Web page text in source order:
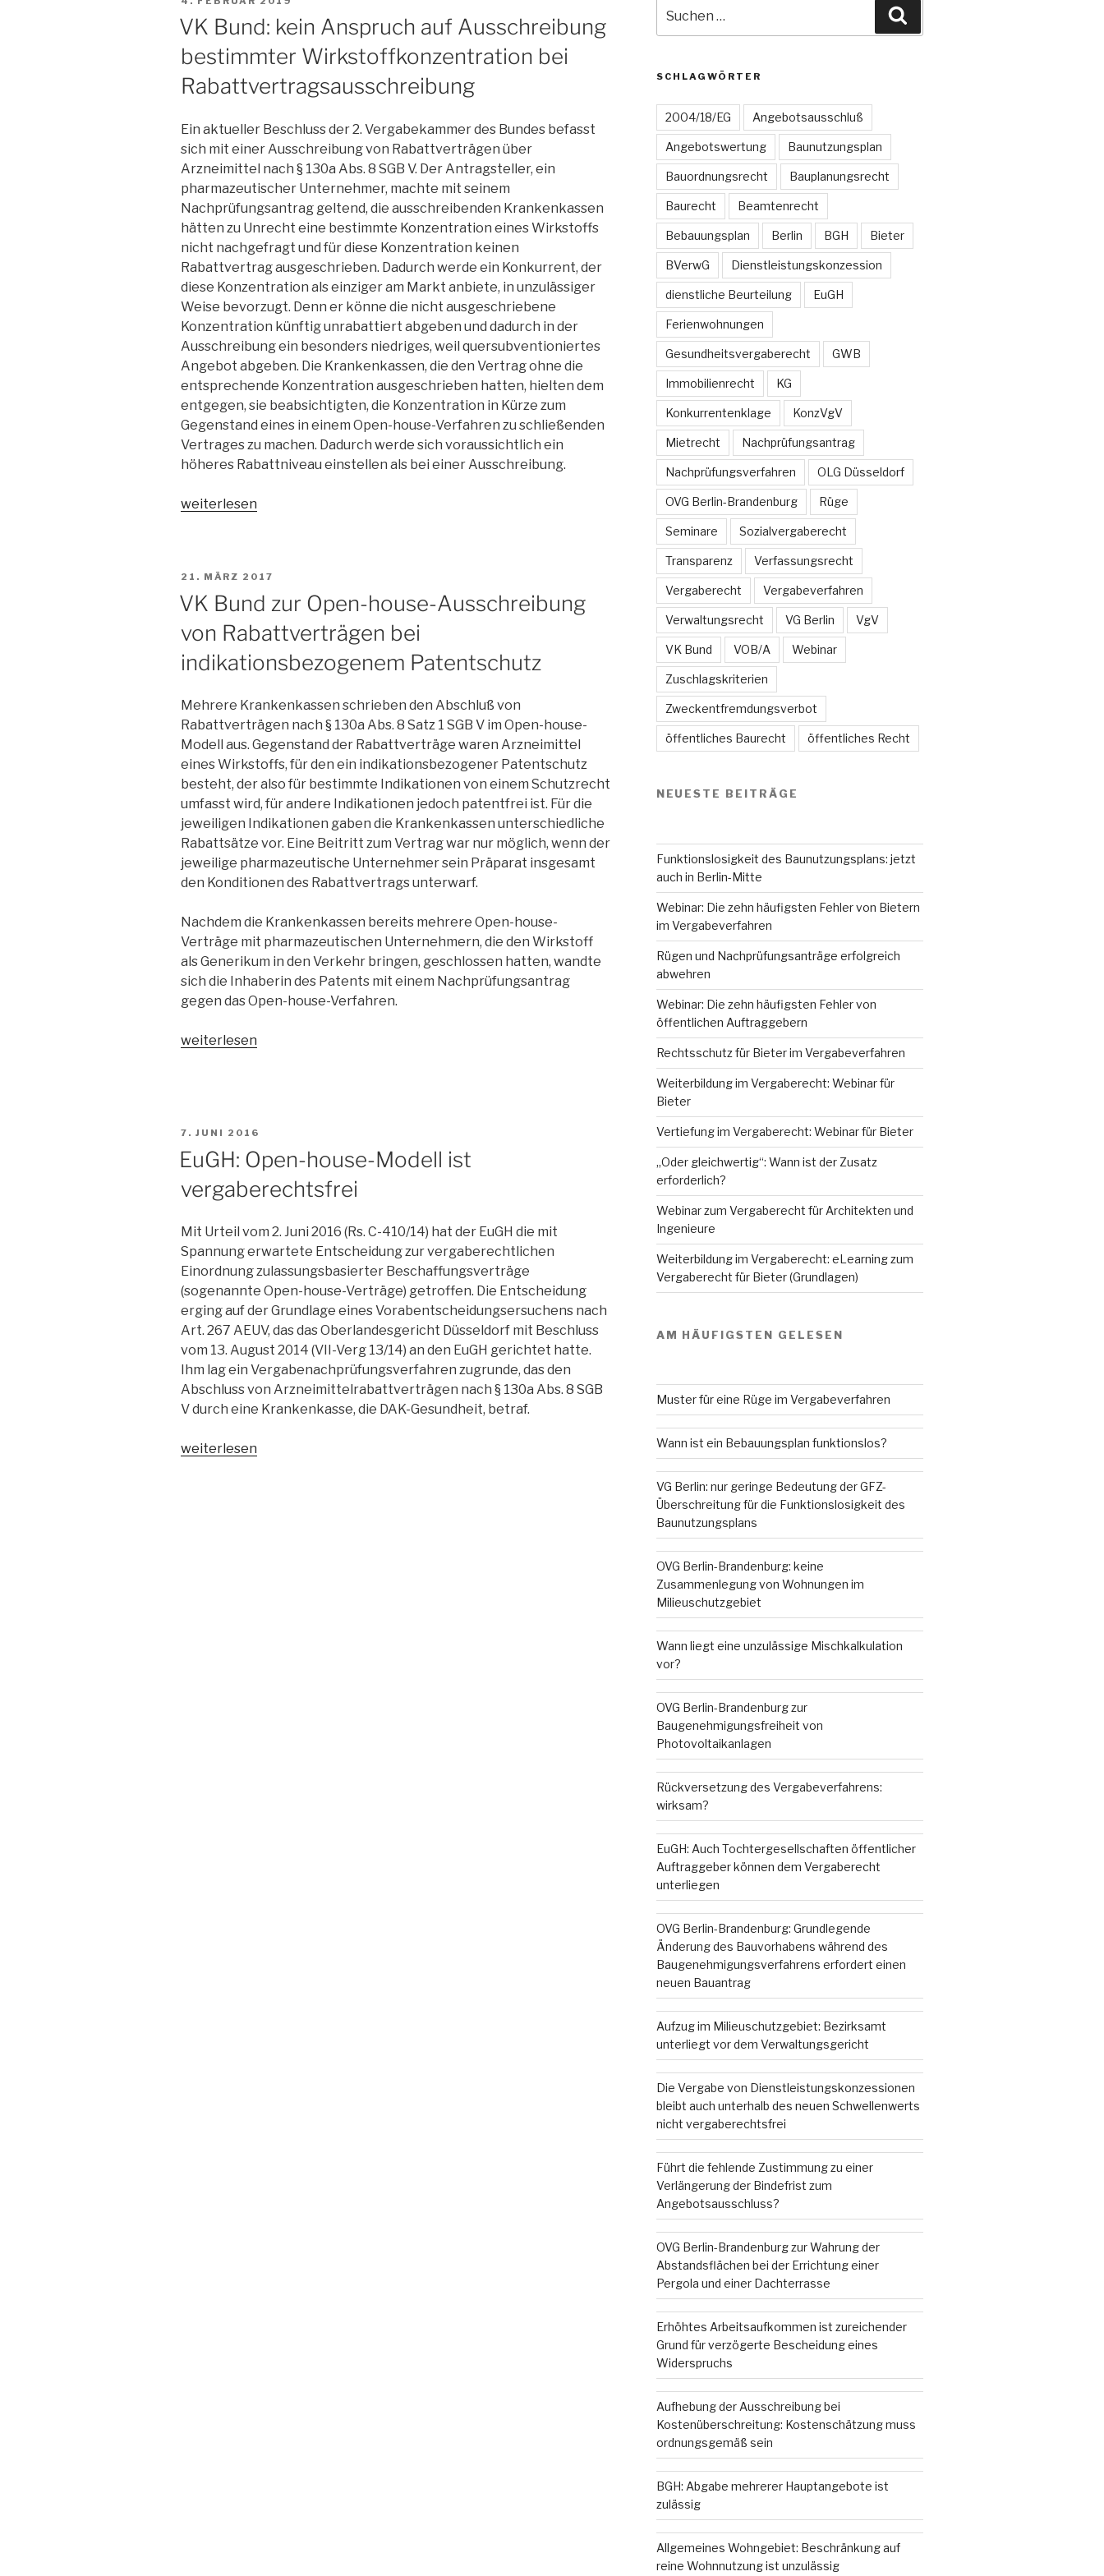
AM
VK Bund: kein Anspruch auf Ausschreibung
bestimmter Wirkstoffkonzentration bei
Rabattvertragsausschreibung
Ein aktueller Beschluss der 2. Vergabekammer des Bundes befasst
sich mit einer Ausschreibung von Rabattverträgen über
Arzneimittel nach § 130a Abs. 8 SGB V. Der Antragsteller, ein
pharmazeutischer Unternehmer, machte mit seinem
Nachprüfungsantrag geltend, die ausschreibenden Krankenkassen
hätten zu Unrecht eine bestimmte Konzentration eines Wirkstoffs
nicht nachgefragt und für diese Konzentration keinen
Rabattvertrag ausgeschrieben. Dadurch werde ein Konkurrent, der
diese Konzentration als einziger am Markt anbiete, in unzulässiger
Weise bevorzugt. Denn er könne die nicht ausgeschriebene
Konzentration künftig unrabattiert abgeben und dadurch in der
Ausschreibung ein besonders niedriges, weil quersubventioniertes
Angebot abgeben. Die Krankenkassen, die den Vertrag ohne die
entsprechende Konzentration ausgeschrieben hatten, hielten dem
entgegen, sie beabsichtigten, die Konzentration in Kürze zum
Gegenstand eines in einem Open-house-Verfahren zu schließenden
Vertrages zu machen. Dadurch werde sich voraussichtlich ein
höheres Rabattniveau einstellen als bei einer Ausschreibung.
„VK
auf
Ausschreibung
bestimmter
Wirkstoffkonzentration
bei
weiterlesen
VERÖFFENTLICHT
AM
21. MÄRZ 2017
VK Bund zur Open-house-Ausschreibung
von Rabattverträgen bei
indikationsbezogenem Patentschutz
Mehrere Krankenkassen schrieben den Abschluß von
Rabattverträgen nach § 130a Abs. 8 Satz 1 SGB V im Open-house-
Modell aus. Gegenstand der Rabattverträge waren Arzneimittel
eines Wirkstoffs, für den ein indikationsbezogener Patentschutz
besteht, der also für bestimmte Indikationen von einem Schutzrecht
umfasst wird, für andere Indikationen jedoch patentfrei ist. Für die
jeweiligen Indikationen gaben die Krankenkassen unterschiedliche
Rabattsätze vor. Eine Beitritt zum Vertrag war nur möglich, wenn der
jeweilige pharmazeutische Unternehmer sein Präparat insgesamt
den Konditionen des Rabattvertrags unterwarf.
Nachdem die Krankenkassen bereits mehrere Open-house-
Verträge mit pharmazeutischen Unternehmern, die den Wirkstoff
als Generikum in den Verkehr bringen, geschlossen hatten, wandte
sich die Inhaberin des Patents mit einem Nachprüfungsantrag
gegen das Open-house-Verfahren.
„VK
Ausschreibung
von
Rabattverträgen
bei
Patentschutz“
weiterlesen
VERÖFFENTLICHT
AM
7. JUNI 2016
EuGH: Open-house-Modell ist
vergaberechtsfrei
Mit Urteil vom 2. Juni 2016 (Rs. C-410/14) hat der EuGH die mit
Spannung erwartete Entscheidung zur vergaberechtlichen
Einordnung zulassungsbasierter Beschaffungsverträge
(sogenannte Open-house-Verträge) getroffen. Die Entscheidung
erging auf der Grundlage eines Vorabentscheidungsersuchens nach
Art. 267 AEUV, das das Oberlandesgericht Düsseldorf mit Beschluss
vom 13. August 2014 (VII-Verg 13/14) an den EuGH gerichtet hatte.
Ihm lag ein Vergabenachprüfungsverfahren zugrunde, das den
Abschluss von Arzneimittelrabattverträgen nach § 130a Abs. 8 SGB
V durch eine Krankenkasse, die DAK-Gesundheit, betraf.
„EuGH:
weiterlesen
nach:
SCHLAGWÖRTER
2004/18/EG Angebotsausschluß
Angebotswertung Baunutzungsplan
Bauordnungsrecht Bauplanungsrecht
Baurecht Beamtenrecht
Bebauungsplan Berlin BGH Bieter
BVerwG Dienstleistungskonzession
dienstliche Beurteilung EuGH
Ferienwohnungen
Gesundheitsvergaberecht GWB
Immobilienrecht KG
Konkurrentenklage KonzVgV
Mietrecht Nachprüfungsantrag
Nachprüfungsverfahren OLG Düsseldorf
OVG Berlin-Brandenburg Rüge
Seminare Sozialvergaberecht
Transparenz Verfassungsrecht
Vergaberecht Vergabeverfahren
Verwaltungsrecht VG Berlin VgV
VK Bund VOB/A Webinar
Zuschlagskriterien
Zweckentfremdungsverbot
öffentliches Baurecht öffentliches Recht
NEUESTE BEITRÄGE
Funktionslosigkeit des Baunutzungsplans: jetzt
auch in Berlin-Mitte
Webinar: Die zehn häufigsten Fehler von Bietern
im Vergabeverfahren
Rügen und Nachprüfungsanträge erfolgreich
abwehren
Webinar: Die zehn häufigsten Fehler von
öffentlichen Auftraggebern
Rechtsschutz für Bieter im Vergabeverfahren
Weiterbildung im Vergaberecht: Webinar für
Bieter
Vertiefung im Vergaberecht: Webinar für Bieter
„Oder gleichwertig“: Wann ist der Zusatz
erforderlich?
Webinar zum Vergaberecht für Architekten und
Ingenieure
Weiterbildung im Vergaberecht: eLearning zum
Vergaberecht für Bieter (Grundlagen)
AM HÄUFIGSTEN GELESEN
Muster für eine Rüge im Vergabeverfahren
Wann ist ein Bebauungsplan funktionslos?
VG Berlin: nur geringe Bedeutung der GFZ-
Überschreitung für die Funktionslosigkeit des
Baunutzungsplans
OVG Berlin-Brandenburg: keine
Zusammenlegung von Wohnungen im
Milieuschutzgebiet
Wann liegt eine unzulässige Mischkalkulation
vor?
OVG Berlin-Brandenburg zur
Baugenehmigungsfreiheit von
Photovoltaikanlagen
Rückversetzung des Vergabeverfahrens:
wirksam?
EuGH: Auch Tochtergesellschaften öffentlicher
Auftraggeber können dem Vergaberecht
unterliegen
OVG Berlin-Brandenburg: Grundlegende
Änderung des Bauvorhabens während des
Baugenehmigungsverfahrens erfordert einen
neuen Bauantrag
Aufzug im Milieuschutzgebiet: Bezirksamt
unterliegt vor dem Verwaltungsgericht
Die Vergabe von Dienstleistungskonzessionen
bleibt auch unterhalb des neuen Schwellenwerts
nicht vergaberechtsfrei
Führt die fehlende Zustimmung zu einer
Verlängerung der Bindefrist zum
Angebotsausschluss?
OVG Berlin-Brandenburg zur Wahrung der
Abstandsflächen bei der Errichtung einer
Pergola und einer Dachterrasse
Erhöhtes Arbeitsaufkommen ist zureichender
Grund für verzögerte Bescheidung eines
Widerspruchs
Aufhebung der Ausschreibung bei
Kostenüberschreitung: Kostenschätzung muss
ordnungsgemäß sein
BGH: Abgabe mehrerer Hauptangebote ist
zulässig
Allgemeines Wohngebiet: Beschränkung auf
reine Wohnnutzung ist unzulässig